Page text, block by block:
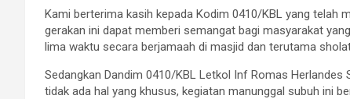
Kami berterima kasih kepada Kodim 0410/KBL yang telah
gerakan ini dapat memberi semangat bagi masyarakat
lima waktu secara berjamaah di masjid dan terutama
Sedangkan Dandim 0410/KBL Letkol Inf Romas Herlandes
tidak ada hal yang khusus, kegiatan manunggal subuh ini